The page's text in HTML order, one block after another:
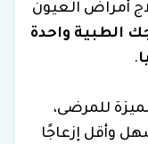
أمراض العيون
الطبية واحدة
.
للمرضى،
وأقل إزعاجًا